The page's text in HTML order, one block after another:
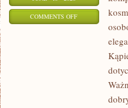
COMMENTS OFFON